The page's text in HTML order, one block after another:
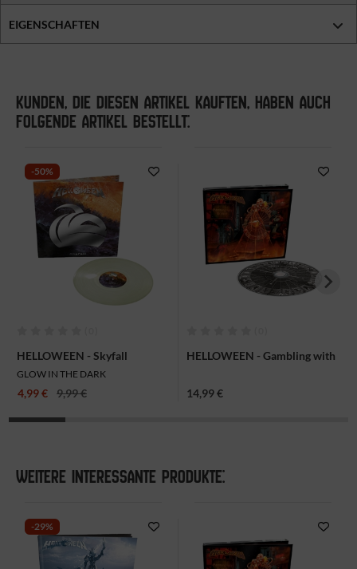
EIGENSCHAFTEN
KUNDEN, DIE DIESEN ARTIKEL KAUFTEN, HABEN AUCH
FOLGENDE ARTIKEL BESTELLT:
-50%
HELLOWEEN - Skyfall
(Indestructible Version), Mini-
LP
GLOW IN THE DARK
4,99 € 9,99 €
HELLOWEEN - Gambling with
14,99 €
WEITERE INTERESSANTE PRODUKTE:
-29%